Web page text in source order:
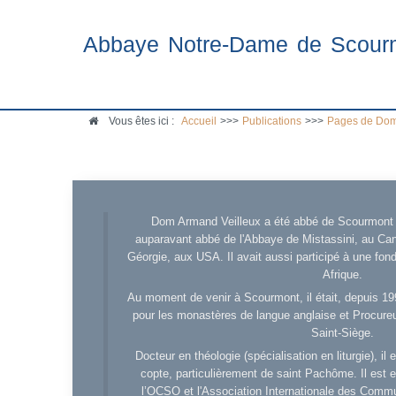
Abbaye Notre-Dame de
Vous êtes ici : Accueil >>> Publications >>> Pages de
Dom Armand Veilleux a été abbé de
auparavant abbé de l'Abbaye de Mistassini, au
Géorgie, aux USA. Il avait aussi participé à une
Afrique.
Au moment de venir à Scourmont, il était, depuis
pour les monastères de langue anglaise et
Saint-Siège.
Docteur en théologie (spécialisation en liturgie), il
copte, particulièrement de saint Pachôme. Il est
l’OCSO et l'Association Internationale des